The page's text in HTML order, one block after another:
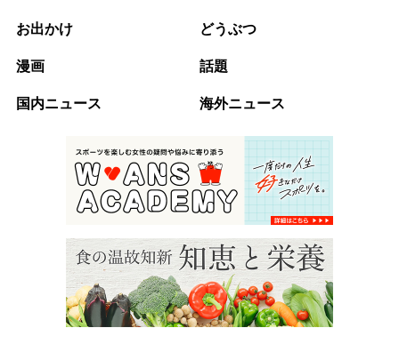
お出かけ どうぶつ
漫画 話題
国内ニュース 海外ニュース